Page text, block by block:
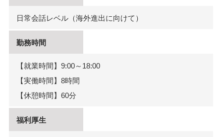
日常会話レベル（海外進出に向けて）
勤務時間
【就業時間】9:00～18:00
【実働時間】8時間
【休憩時間】60分
福利厚生